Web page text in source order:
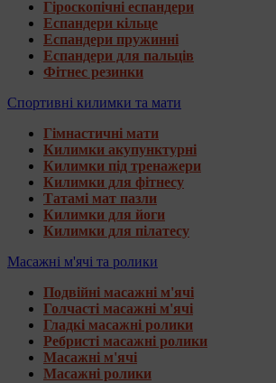
Гіроскопічні еспандери
Еспандери кільце
Еспандери пружинні
Еспандери для пальців
Фітнес резинки
Спортивні килимки та мати
Гімнастичні мати
Килимки акупунктурні
Килимки під тренажери
Килимки для фітнесу
Татамі мат пазли
Килимки для йоги
Килимки для пілатесу
Масажні м'ячі та ролики
Подвійні масажні м'ячі
Голчасті масажні м'ячі
Гладкі масажні ролики
Ребристі масажні ролики
Масажні м'ячі
Масажні ролики